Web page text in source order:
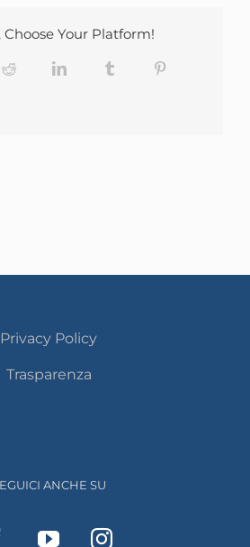
Choose Your Platform!
Reddit LinkedIn Tumblr
Privacy Policy
Trasparenza
ANCHE SU